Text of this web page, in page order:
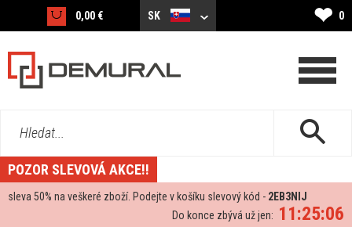
0,00 € SK ❤ 0
Hledat...
POZOR SLEVOVÁ AKCE!!
sleva 50% na veškeré zboží. Podejte v košíku slevový kód - 2EB3NIJ
11:25:05
Do konce zbývá už jen: